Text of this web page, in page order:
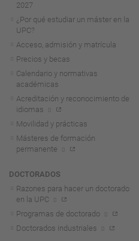
2027
¿Por qué estudiar un máster en la
UPC?
Acceso, admisión y matrícula
Precios y becas
Calendario y normativas
académicas
Acreditación y reconocimiento de
idiomas
Movilidad y prácticas
Másteres de formación
permanente
DOCTORADOS
Razones para hacer un doctorado
en la UPC
Programas de doctorado
Doctorados industriales